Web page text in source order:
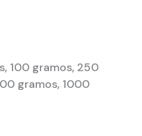
100 gramos, 250
gramos, 1000